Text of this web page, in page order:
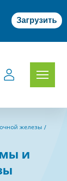
Загрузить
железы
и